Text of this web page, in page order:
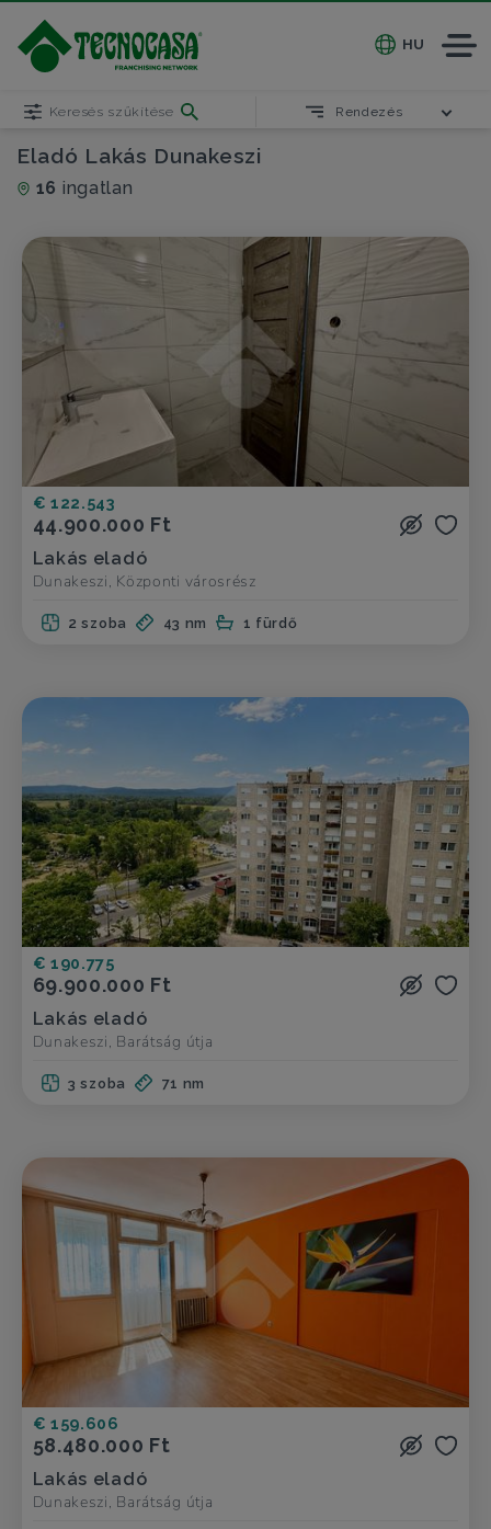
HU
Eladó Lakás Dunakeszi
16 ingatlan
Keresés szűkítése Rendezés
€ 122.543
44.900.000 Ft
Lakás eladó
Dunakeszi, Központi városrész
2 szoba 43 nm 1 fürdő
€ 190.775
69.900.000 Ft
Lakás eladó
Dunakeszi, Barátság útja
3 szoba 71 nm
€ 159.606
58.480.000 Ft
Lakás eladó
Dunakeszi, Barátság útja